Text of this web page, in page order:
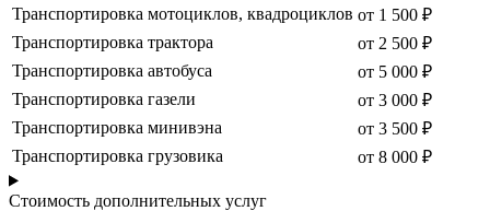
Транспортировка мотоциклов, квадроциклов от 1 500 ₽
Транспортировка трактора
от 2 500 ₽
Транспортировка автобуса
от 5 000 ₽
Транспортировка газели
от 3 000 ₽
Транспортировка минивэна
от 3 500 ₽
Транспортировка грузовика
от 8 000 ₽
Стоимость дополнительных услуг